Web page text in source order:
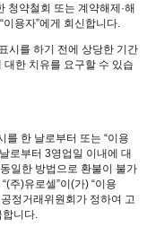
청약철회 또는 계약해제·해
용자”에게 회신합니다.
시를 하기 전에 상당한 기간
대한 치유를 요구할 수 있습
를 한 날로부터 또는 “이용
로부터 3영업일 이내에 대
일한 방법으로 환불이 불가
주)유로셀”이(가) “이용
정거래위원회가 정하여 고
니다.